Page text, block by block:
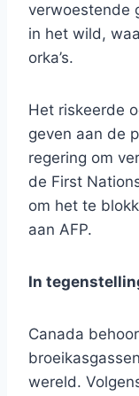
verwoestende
in het wild,
orka’s.
Het riskeerde
geven aan de
regering om
de First
om het te
aan AFP.
In
Canada
wereld.